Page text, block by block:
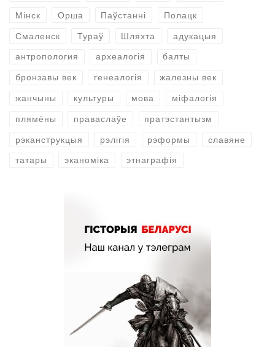
Мінск Орша Паўстанні Полацк
Смаленск Тураў Шляхта адукацыя
антропология археалогія балты
бронзавы век генеалогія жалезны век
жанчыны культуры мова міфалогія
плямёны праваслаўе пратэстантызм
рэканструкцыя рэлігія рэформы славяне
татары эканоміка этнаграфія